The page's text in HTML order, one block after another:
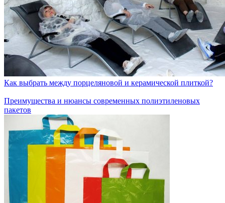
Как выбрать между порцеляновой и керамической плиткой?
Преимущества и нюансы современных полиэтиленовых
пакетов